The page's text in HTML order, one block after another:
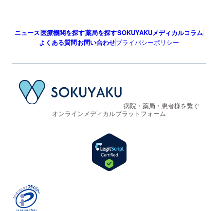
ニュース医療機関を探す薬局を探すSOKUYAKUメディカルコラム
よくある質問お問い合わせプライバシーポリシー
病院・薬局・患者様を繋ぐ
オンラインメディカルプラットフォーム